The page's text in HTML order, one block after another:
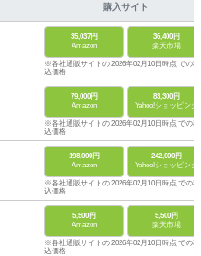
購入サイト
35,037円
Amazon
36,400円
楽天市場
※各社通販サイトの 2026年02月10日時点 での税
込価格
79,000円
Amazon
83,300円
Yahoo!ショッピング
※各社通販サイトの 2026年02月10日時点 での税
込価格
198,000円
Amazon
242,000円
Yahoo!ショッピング
※各社通販サイトの 2026年02月10日時点 での税
込価格
5,500円
Amazon
5,500円
楽天市場
※各社通販サイトの 2026年02月10日時点 での税
込価格